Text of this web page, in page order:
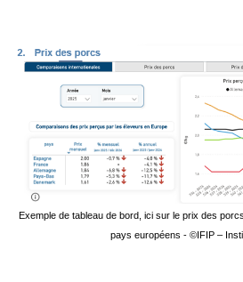
Exemple de tableau de bord, ici sur le prix des
pays européens - ©IFIP –